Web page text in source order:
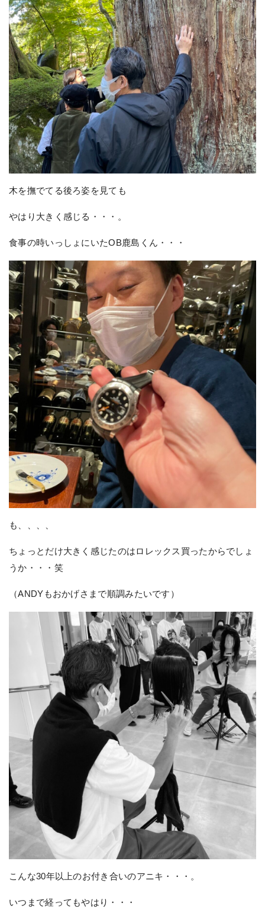
木を撫でてる後ろ姿を見ても
やはり大きく感じる・・・。
食事の時いっしょにいたOB鹿島くん・・・
も、、、、
ちょっとだけ大きく感じたのはロレックス買ったからでしょ
うか・・・笑
（ANDYもおかげさまで順調みたいです）
こんな30年以上のお付き合いのアニキ・・・。
いつまで経ってもやはり・・・